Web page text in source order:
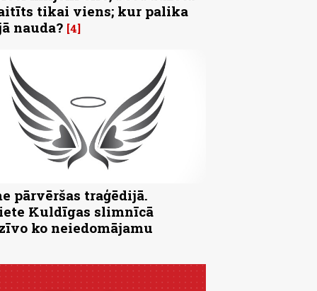
tikai viens; kur palika
nauda? 4
pārvēršas traģēdijā.
Kuldīgas slimnīcā
ko neiedomājamu